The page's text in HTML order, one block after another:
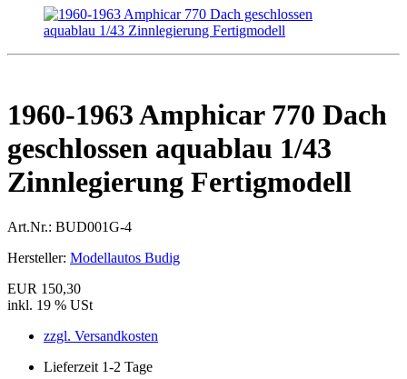
1960-1963 Amphicar 770 Dach
geschlossen aquablau 1/43
Zinnlegierung Fertigmodell
Art.Nr.: BUD001G-4
Hersteller: Modellautos Budig
EUR 150,30
inkl. 19 % USt
zzgl. Versandkosten
Lieferzeit 1-2 Tage